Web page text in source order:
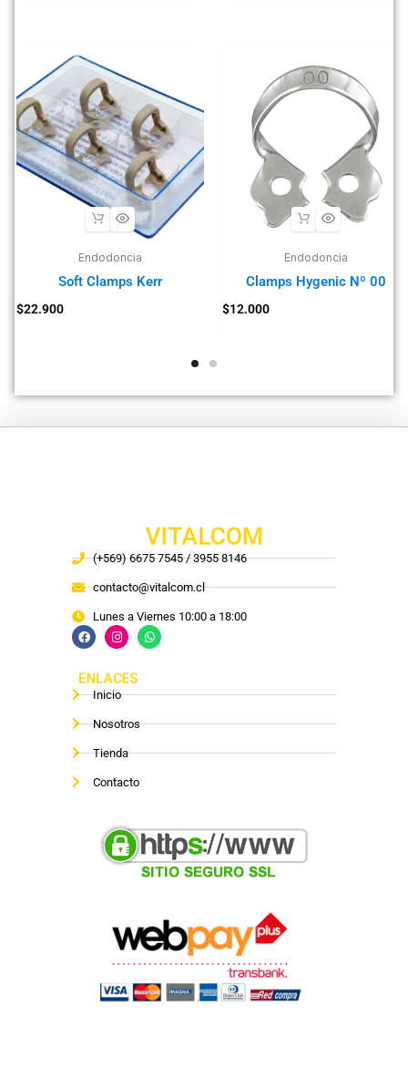
Endodoncia
Soft Clamps Kerr
$22.900
Endodoncia
Clamps Hygenic Nº 00
$12.000
VITALCOM
(+569) 6675 7545 / 3955 8146
contacto@vitalcom.cl
Lunes a Viernes 10:00 a 18:00
ENLACES
Inicio
Nosotros
Tienda
Contacto